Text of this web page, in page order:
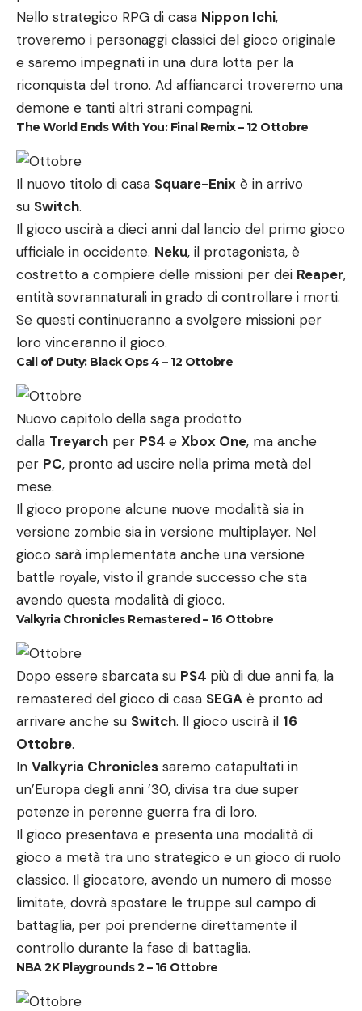
Nello strategico RPG di casa Nippon Ichi,
troveremo i personaggi classici del gioco originale
e saremo impegnati in una dura lotta per la
riconquista del trono. Ad affiancarci troveremo una
demone e tanti altri strani compagni.
The World Ends With You: Final Remix – 12 Ottobre
Il nuovo titolo di casa Square-Enix è in arrivo
su Switch.
Il gioco uscirà a dieci anni dal lancio del primo gioco
ufficiale in occidente. Neku, il protagonista, è
costretto a compiere delle missioni per dei Reaper,
entità sovrannaturali in grado di controllare i morti.
Se questi continueranno a svolgere missioni per
loro vinceranno il gioco.
Call of Duty: Black Ops 4 – 12 Ottobre
Nuovo capitolo della saga prodotto
dalla Treyarch per PS4 e Xbox One, ma anche
per PC, pronto ad uscire nella prima metà del
mese.
Il gioco propone alcune nuove modalità sia in
versione zombie sia in versione multiplayer. Nel
gioco sarà implementata anche una versione
battle royale, visto il grande successo che sta
avendo questa modalità di gioco.
Valkyria Chronicles Remastered – 16 Ottobre
Dopo essere sbarcata su PS4 più di due anni fa, la
remastered del gioco di casa SEGA è pronto ad
arrivare anche su Switch. Il gioco uscirà il 16
Ottobre.
In Valkyria Chronicles saremo catapultati in
un’Europa degli anni ’30, divisa tra due super
potenze in perenne guerra fra di loro.
Il gioco presentava e presenta una modalità di
gioco a metà tra uno strategico e un gioco di ruolo
classico. Il giocatore, avendo un numero di mosse
limitate, dovrà spostare le truppe sul campo di
battaglia, per poi prenderne direttamente il
controllo durante la fase di battaglia.
NBA 2K Playgrounds 2 – 16 Ottobre